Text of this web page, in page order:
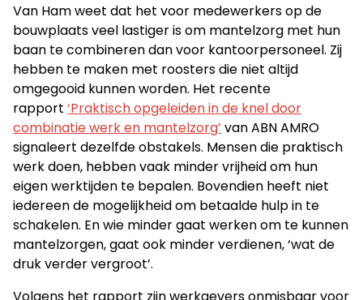
Van Ham weet dat het voor medewerkers op de
bouwplaats veel lastiger is om mantelzorg met hun
baan te combineren dan voor kantoorpersoneel. Zij
hebben te maken met roosters die niet altijd
omgegooid kunnen worden. Het recente
rapport ‘Praktisch opgeleiden in de knel door
combinatie werk en mantelzorg’ van ABN AMRO
signaleert dezelfde obstakels. Mensen die praktisch
werk doen, hebben vaak minder vrijheid om hun
eigen werktijden te bepalen. Bovendien heeft niet
iedereen de mogelijkheid om betaalde hulp in te
schakelen. En wie minder gaat werken om te kunnen
mantelzorgen, gaat ook minder verdienen, ‘wat de
druk verder vergroot’.
Volgens het rapport zijn werkgevers onmisbaar voor